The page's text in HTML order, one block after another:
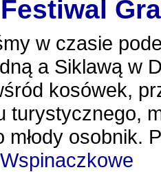
w czasie
a Siklawą w
kosówek,
turystycznego,
młody osobnik.